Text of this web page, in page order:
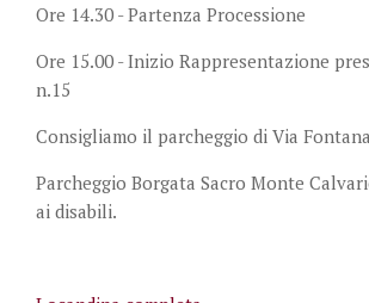
Ore 14.30 - Partenza Processione
Ore 15.00 - Inizio Rappresentazione
n.15
Consigliamo il parcheggio di Via
Parcheggio Borgata Sacro Monte
ai disabili.